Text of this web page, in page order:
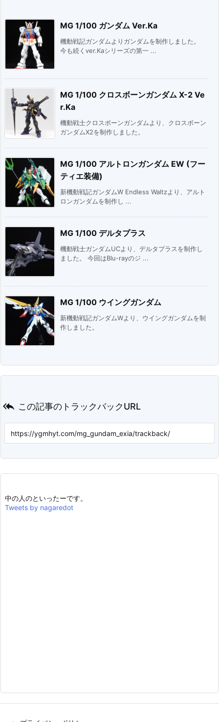
MG 1/100 ガンダム Ver.Ka
機動戦記ガンダムよりガンダムを制作しました。
今も続くver.Kaシリーズの第一 ...
MG 1/100 クロスボーンガンダム X-2 Ve
r.Ka
機動戦士クロスボーンガンダムより、クロスボーン
ガンダムX2を制作しました。
MG 1/100 アルトロンガンダム EW (フー
ティエ装備)
新機動戦記ガンダムW Endless Waltzより、アルト
ロンガンダムを制作し ...
MG 1/100 デルタプラス
機動戦士ガンダムUCより、デルタプラスを制作し
ました。 今回はBlu-rayのジ ...
MG 1/100 ウイングガンダム
新機動戦記ガンダムWより、ウイングガンダムを制
作しました。
 この記事のトラックバックURL
中の人のといったーです。
Tweets by nagaredot